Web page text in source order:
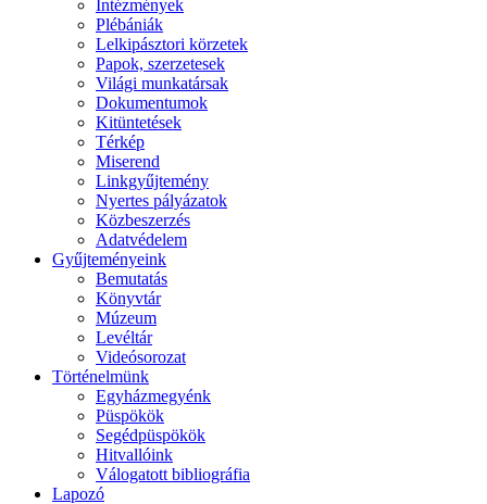
Intézmények
Plébániák
Lelkipásztori körzetek
Papok, szerzetesek
Világi munkatársak
Dokumentumok
Kitüntetések
Térkép
Miserend
Linkgyűjtemény
Nyertes pályázatok
Közbeszerzés
Adatvédelem
Gyűjteményeink
Bemutatás
Könyvtár
Múzeum
Levéltár
Videósorozat
Történelmünk
Egyházmegyénk
Püspökök
Segédpüspökök
Hitvallóink
Válogatott bibliográfia
Lapozó